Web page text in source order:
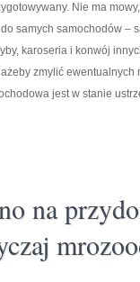
Nie ma
samych samochodów –
karoseria i konwój
zmylić
jest w stanie
na